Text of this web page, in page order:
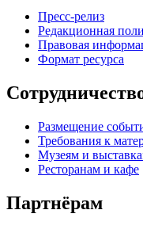
Пресс-релиз
Редакционная
Правовая
Формат ресурса
Размещение
Требования к
Музеям и
Ресторанам и кафе
Партнёрам